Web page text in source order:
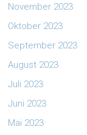
November 2023
Oktober 2023
September 2023
August 2023
Juli 2023
Juni 2023
Mai 2023